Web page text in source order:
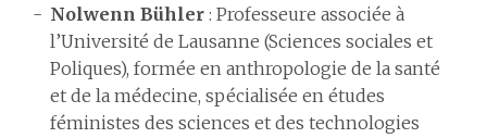
Nolwenn Bühler : Professeure associée à
l’Université de Lausanne (Sciences sociales et
Poliques), formée en anthropologie de la santé
et de la médecine, spécialisée en études
féministes des sciences et des technologies